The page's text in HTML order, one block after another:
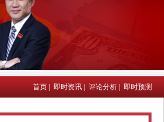
首页 即时资讯 评论分析 即时预测